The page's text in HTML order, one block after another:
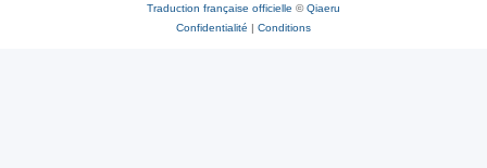
Traduction française officielle ©Qiaeru
Confidentialité | Conditions